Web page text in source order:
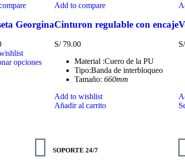
Georgina
opciones
Add to compare
Cinturon regulable con encaje
S/79.00
Material :Cuero de la PU
Tipo:Banda de interbloqueo
Tamaño: 660mm
Add to wishlist
Añadir al carrito
S/
SOPORTE 24/7